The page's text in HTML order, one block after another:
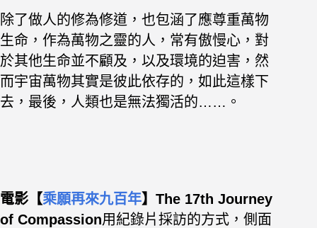
除了做人的修為修道，也包涵了應尊重萬物
生命， 作為萬物之靈的人，常有傲慢心，對
於其他生命並不顧及，以及環境的迫害， 然
而宇宙萬物其實是彼此依存的，如此這樣下
去， 最後，人類也是無法獨活的……。
電影【乘願再來九百年】The 17th Journey
of Compassion用紀錄片採訪的方式，側面